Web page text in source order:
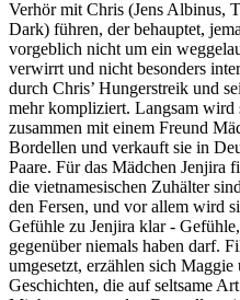
Verhör mit Chris (Jens Albinus,
Dark) führen, der behauptet,
vorgeblich nicht um ein
verwirrt und nicht besonders
durch Chris’ Hungerstreik und
mehr kompliziert. Langsam wird
zusammen mit einem Freund
Bordellen und verkauft sie in
Paare. Für das Mädchen Jenjira
die vietnamesischen Zuhälter
den Fersen, und vor allem wird
Gefühle zu Jenjira klar -
gegenüber niemals haben darf.
umgesetzt, erzählen sich
Geschichten, die auf seltsame